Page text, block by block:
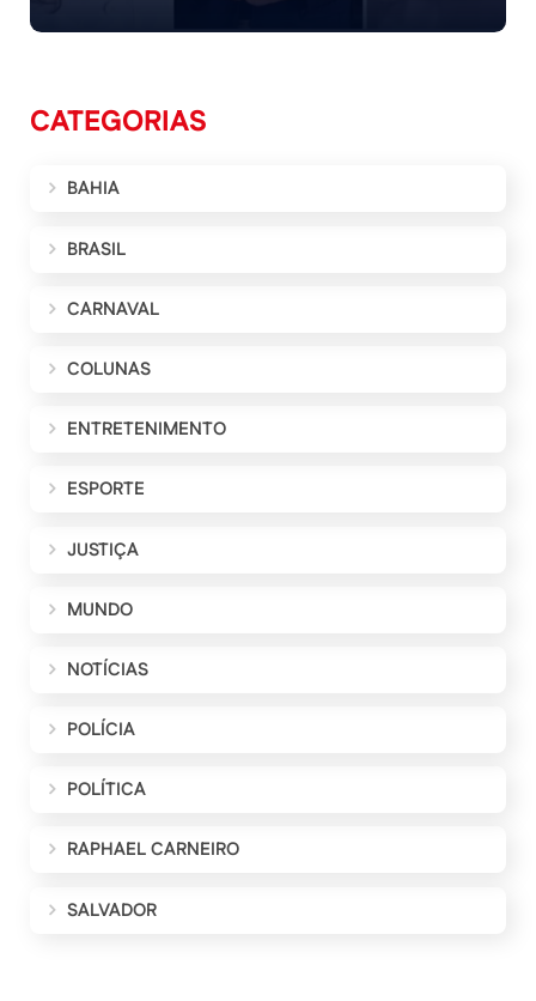
CATEGORIAS
BAHIA
BRASIL
CARNAVAL
COLUNAS
ENTRETENIMENTO
ESPORTE
JUSTIÇA
MUNDO
NOTÍCIAS
POLÍCIA
POLÍTICA
RAPHAEL CARNEIRO
SALVADOR